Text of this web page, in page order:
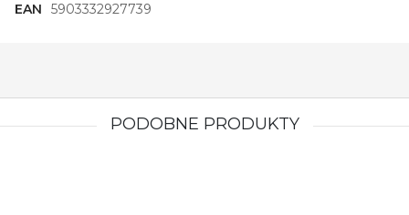
EAN
5903332927739
PODOBNE PRODUKTY